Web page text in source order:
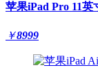
苹果iPad Pro 11英
￥8999